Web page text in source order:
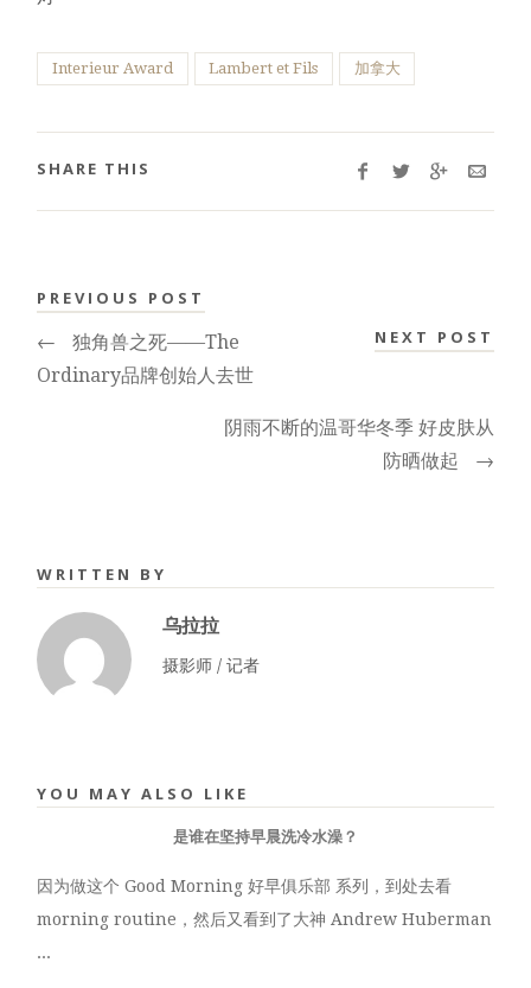
Interieur Award Lambert et Fils 加拿大
SHARE THIS
PREVIOUS POST
←
独角兽之死——The
Ordinary品牌创始人去世
NEXT POST
阴雨不断的温哥华冬季 好皮肤从
防晒做起
→
WRITTEN BY
乌拉拉
摄影师 / 记者
YOU MAY ALSO LIKE
是谁在坚持早晨洗冷水澡？
因为做这个 Good Morning 好早俱乐部 系列，到处去看
morning routine，然后又看到了大神 Andrew Huberman
...